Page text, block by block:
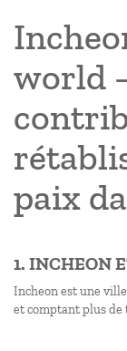
world
paix
1. INCHEON
Incheon est une
et comptant plus de